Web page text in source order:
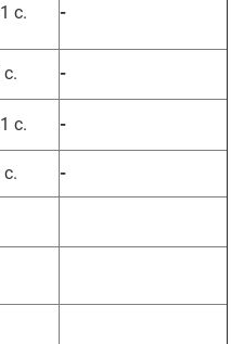
с. -
с. -
с. -
с. -